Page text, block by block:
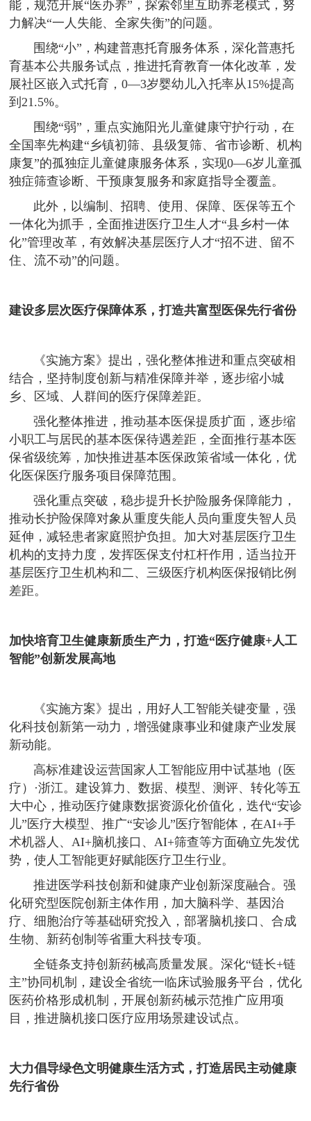
能，规范开展“医办养”，探索邻里互助养老模式，努
力解决“一人失能、全家失衡”的问题。
围绕“小”，构建普惠托育服务体系，深化普惠托
育基本公共服务试点，推进托育教育一体化改革，发
展社区嵌入式托育，0—3岁婴幼儿入托率从15%提高
到21.5%。
围绕“弱”，重点实施阳光儿童健康守护行动，在
全国率先构建“乡镇初筛、县级复筛、省市诊断、机构
康复”的孤独症儿童健康服务体系，实现0—6岁儿童孤
独症筛查诊断、干预康复服务和家庭指导全覆盖。
此外，以编制、招聘、使用、保障、医保等五个
一体化为抓手，全面推进医疗卫生人才“县乡村一体
化”管理改革，有效解决基层医疗人才“招不进、留不
住、流不动”的问题。
建设多层次医疗保障体系，打造共富型医保先行省份
《实施方案》提出，强化整体推进和重点突破相
结合，坚持制度创新与精准保障并举，逐步缩小城
乡、区域、人群间的医疗保障差距。
强化整体推进，推动基本医保提质扩面，逐步缩
小职工与居民的基本医保待遇差距，全面推行基本医
保省级统筹，加快推进基本医保政策省域一体化，优
化医保医疗服务项目保障范围。
强化重点突破，稳步提升长护险服务保障能力，
推动长护险保障对象从重度失能人员向重度失智人员
延伸，减轻患者家庭照护负担。加大对基层医疗卫生
机构的支持力度，发挥医保支付杠杆作用，适当拉开
基层医疗卫生机构和二、三级医疗机构医保报销比例
差距。
加快培育卫生健康新质生产力，打造“医疗健康+人工
智能”创新发展高地
《实施方案》提出，用好人工智能关键变量，强
化科技创新第一动力，增强健康事业和健康产业发展
新动能。
高标准建设运营国家人工智能应用中试基地（医
疗）·浙江。建设算力、数据、模型、测评、转化等五
大中心，推动医疗健康数据资源化价值化，迭代“安诊
儿”医疗大模型、推广“安诊儿”医疗智能体，在AI+手
术机器人、AI+脑机接口、AI+筛查等方面确立先发优
势，使人工智能更好赋能医疗卫生行业。
推进医学科技创新和健康产业创新深度融合。强
化研究型医院创新主体作用，加大脑科学、基因治
疗、细胞治疗等基础研究投入，部署脑机接口、合成
生物、新药创制等省重大科技专项。
全链条支持创新药械高质量发展。深化“链长+链
主”协同机制，建设全省统一临床试验服务平台，优化
医药价格形成机制，开展创新药械示范推广应用项
目，推进脑机接口医疗应用场景建设试点。
大力倡导绿色文明健康生活方式，打造居民主动健康
先行省份